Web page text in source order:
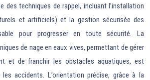
des techniques de rappel, incluant l’installation
et artificiels) et la gestion sécurisée des
pour progresser en toute sécurité. La
de nage en eaux vives, permettant de gérer
et de franchir les obstacles aquatiques, est
accidents. L’orientation précise, grâce à la